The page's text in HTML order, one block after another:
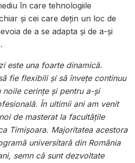
în care tehnologiile
și cei care dețin un loc de
de a se adapta și de a-și
este una foarte dinamică.
fie flexibili și să învețe continuu
noile cerințe și pentru a-și
În ultimii ani am venit
de masterat la facultățile
Timișoara. Majoritatea acestora
universitară din România
semn că sunt dezvoltate